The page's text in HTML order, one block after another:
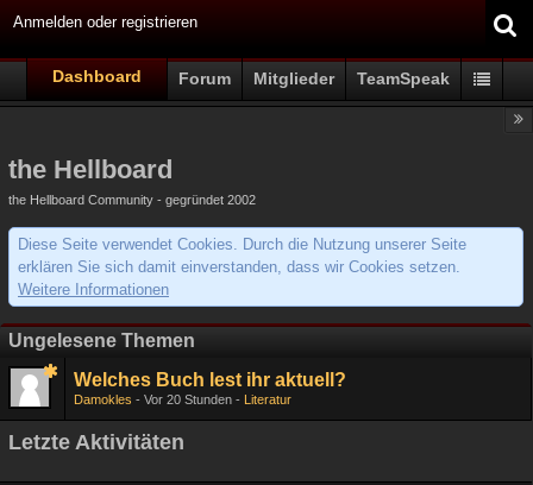
Anmelden oder registrieren
Dashboard Forum Mitglieder TeamSpeak
the Hellboard
the Hellboard Community - gegründet 2002
Diese Seite verwendet Cookies. Durch die Nutzung unserer Seite
erklären Sie sich damit einverstanden, dass wir Cookies setzen.
Weitere Informationen
Ungelesene Themen
Welches Buch lest ihr aktuell?
Damokles Vor 20 Stunden Literatur
Letzte Aktivitäten